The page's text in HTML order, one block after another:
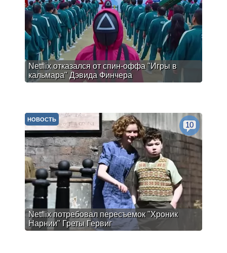
Netflix отказался от спин-оффа "Игры в
кальмара" Дэвида Финчера
Netflix потребовал пересъемок "Хроник
Нарнии" Греты Гервиг
НОВОСТЬ
10